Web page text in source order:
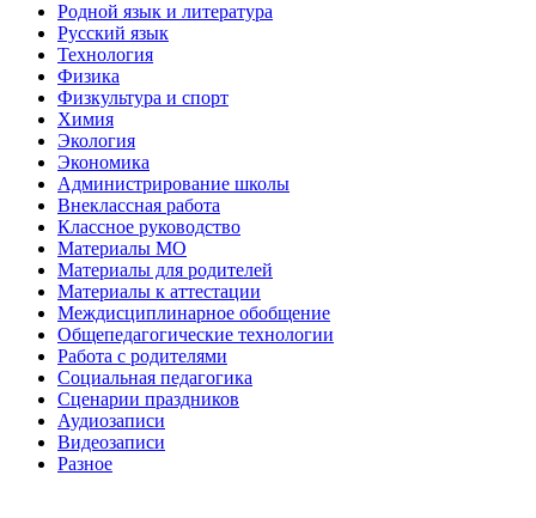
Родной язык и литература
Русский язык
Технология
Физика
Физкультура и спорт
Химия
Экология
Экономика
Администрирование школы
Внеклассная работа
Классное руководство
Материалы МО
Материалы для родителей
Материалы к аттестации
Междисциплинарное обобщение
Общепедагогические технологии
Работа с родителями
Социальная педагогика
Сценарии праздников
Аудиозаписи
Видеозаписи
Разное